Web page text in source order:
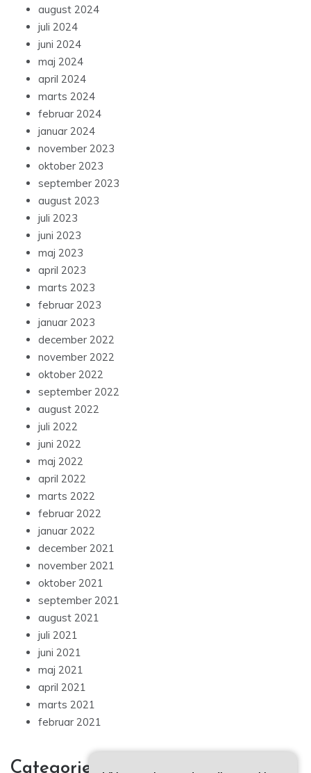
august 2024
juli 2024
juni 2024
maj 2024
april 2024
marts 2024
februar 2024
januar 2024
november 2023
oktober 2023
september 2023
august 2023
juli 2023
juni 2023
maj 2023
april 2023
marts 2023
februar 2023
januar 2023
december 2022
november 2022
oktober 2022
september 2022
august 2022
juli 2022
juni 2022
maj 2022
april 2022
marts 2022
februar 2022
januar 2022
december 2021
november 2021
oktober 2021
september 2021
august 2021
juli 2021
juni 2021
maj 2021
april 2021
marts 2021
februar 2021
Categories